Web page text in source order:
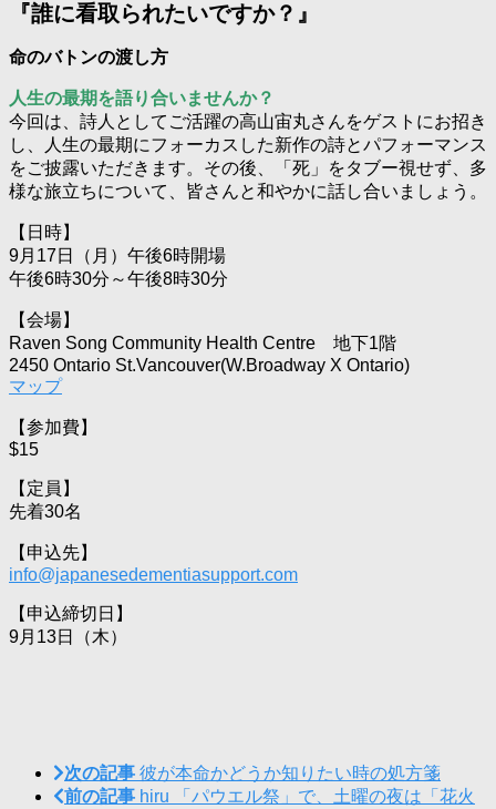
『誰に看取られたいですか？』
命のバトンの渡し方
人生の最期を語り合いませんか？
今回は、詩人としてご活躍の高山宙丸さんをゲストにお招き
し、人生の最期にフォーカスした新作の詩とパフォーマンス
をご披露いただきます。その後、「死」をタブー視せず、多
様な旅立ちについて、皆さんと和やかに話し合いましょう。
【日時】
9月17日（月）午後6時開場
午後6時30分～午後8時30分
【会場】
Raven Song Community Health Centre 地下1階
2450 Ontario St.Vancouver(W.Broadway X Ontario)
マップ
【参加費】
$15
【定員】
先着30名
【申込先】
info@japanesedementiasupport.com
【申込締切日】
9月13日（木）
次の記事 彼が本命かどうか知りたい時の処方箋
前の記事 hiru 「パウエル祭」で、土曜の夜は「花火